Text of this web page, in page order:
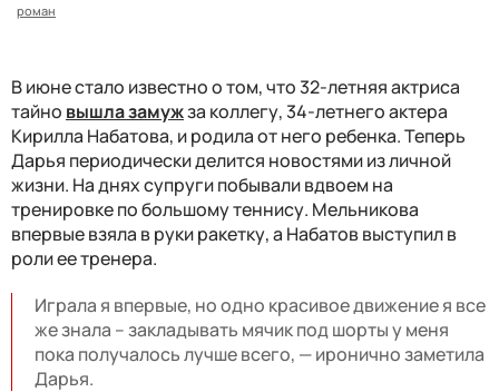
роман
В июне стало известно о том, что 32-летняя актриса
тайно вышла замужза коллегу, 34-летнего актера
Кирилла Набатова, и родила от него ребенка. Теперь
Дарья периодически делится новостями из личной
жизни. На днях супруги побывали вдвоем на
тренировке по большому теннису. Мельникова
впервые взяла в руки ракетку, а Набатов выступил в
роли ее тренера.
Играла я впервые, но одно красивое движение я все
же знала – закладывать мячик под шорты у меня
пока получалось лучше всего, — иронично заметила
Дарья.